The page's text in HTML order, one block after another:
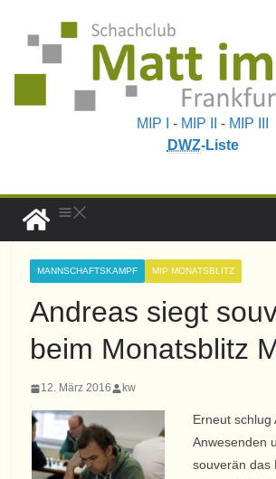
MIP I - MIP II - MIP III
DWZ-Liste
MANNSCHAFTSKAMPF MIP MONATSBLITZ
Andreas siegt
beim Monatsblitz
12. März 2016 kw
Erneut schlug
Anwesenden
souverän das